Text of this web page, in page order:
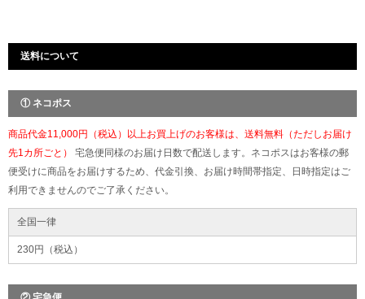
送料について
① ネコポス
商品代金11,000円（税込）以上お買上げのお客様は、送料無料（ただしお届け
先1カ所ごと） 宅急便同様のお届け日数で配送します。ネコポスはお客様の郵
便受けに商品をお届けするため、代金引換、お届け時間帯指定、日時指定はご
利用できませんのでご了承ください。
全国一律
230円（税込）